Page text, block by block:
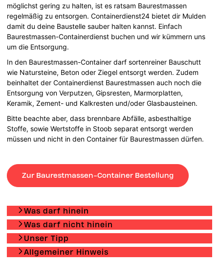
möglichst gering zu halten, ist es ratsam Baurestmassen
regelmäßig zu entsorgen. Containerdienst24 bietet dir Mulden
damit du deine Baustelle sauber halten kannst. Einfach
Baurestmassen-Containerdienst buchen und wir kümmern uns
um die Entsorgung.
In den Baurestmassen-Container darf sortenreiner Bauschutt
wie Natursteine, Beton oder Ziegel entsorgt werden. Zudem
beinhaltet der Containerdienst Baurestmassen auch noch die
Entsorgung von Verputzen, Gipsresten, Marmorplatten,
Keramik, Zement- und Kalkresten und/oder Glasbausteinen.
Bitte beachte aber, dass brennbare Abfälle, asbesthaltige
Stoffe, sowie Wertstoffe in Stoob separat entsorgt werden
müssen und nicht in den Container für Baurestmassen dürfen.
Zur Baurestmassen-Container Bestellung
Was darf hinein
Was darf nicht hinein
Unser Tipp
Allgemeiner Hinweis